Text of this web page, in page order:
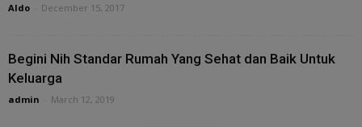
Aldo December 15, 2017
Begini Nih Standar Rumah Yang Sehat dan Baik Untuk
Keluarga
admin March 12, 2019